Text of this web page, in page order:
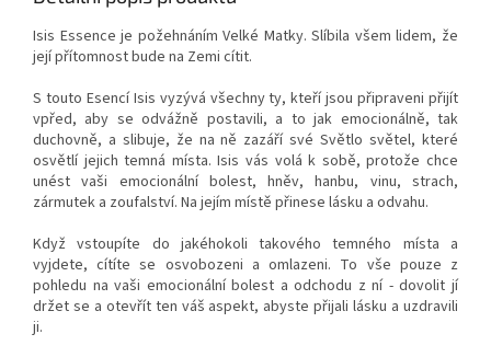
Isis Essence je požehnáním Velké Matky. Slíbila všem lidem, že
její přítomnost bude na Zemi cítit.
S touto Esencí Isis vyzývá všechny ty, kteří jsou připraveni přijít
vpřed, aby se odvážně postavili, a to jak emocionálně, tak
duchovně, a slibuje, že na ně zazáří své Světlo světel, které
osvětlí jejich temná místa. Isis vás volá k sobě, protože chce
unést vaši emocionální bolest, hněv, hanbu, vinu, strach,
zármutek a zoufalství. Na jejím místě přinese lásku a odvahu.
Když vstoupíte do jakéhokoli takového temného místa a
vyjdete, cítíte se osvobozeni a omlazeni. To vše pouze z
pohledu na vaši emocionální bolest a odchodu z ní - dovolit jí
držet se a otevřít ten váš aspekt, abyste přijali lásku a uzdravili
ji.